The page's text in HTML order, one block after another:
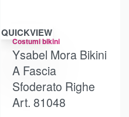
Risparmi €4.67
QUICKVIEW
Costumi bikini
Ysabel Mora Bikini
A Fascia
Sfoderato Righe
Art. 81048